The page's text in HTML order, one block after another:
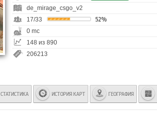
de_mirage_csgo_v2
17/33
52%
0 mc
148 из 890
206213
СТАТИСТИКА ИСТОРИЯ КАРТ ГЕОГРАФИЯ